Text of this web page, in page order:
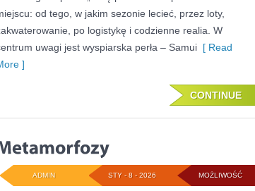
od tego, w jakim sezonie lecieć, przez loty,
po logistykę i codzienne realia. W
uwagi jest wyspiarska perła – Samui [ Read
]
CONTINUE
MOŻLIWOŚĆ
STY - 8 - 2026
ADMIN